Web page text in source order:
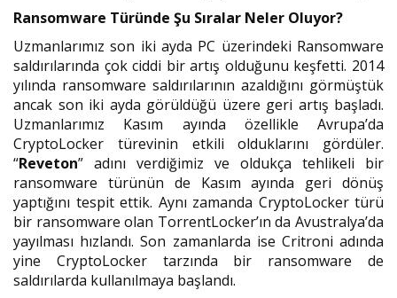
Ransomware Türünde Şu Sıralar Neler Oluyor?
Uzmanlarımız son iki ayda PC üzerindeki Ransomware
saldırılarında çok ciddi bir artış olduğunu keşfetti. 2014
yılında ransomware saldırılarının azaldığını görmüştük
ancak son iki ayda görüldüğü üzere geri artış başladı.
Uzmanlarımız Kasım ayında özellikle Avrupa’da
CryptoLocker türevinin etkili olduklarını gördüler.
“Reveton” adını verdiğimiz ve oldukça tehlikeli bir
ransomware türünün de Kasım ayında geri dönüş
yaptığını tespit ettik. Aynı zamanda CryptoLocker türü
bir ransomware olan TorrentLocker’ın da Avustralya’da
yayılması hızlandı. Son zamanlarda ise Critroni adında
yine CryptoLocker tarzında bir ransomware de
saldırılarda kullanılmaya başlandı.